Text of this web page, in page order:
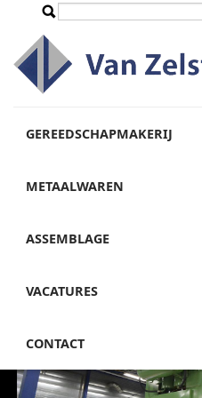
Overslaan en naar de inhoud gaan
Zoekveld
GEREEDSCHAPMAKERIJ
METAALWAREN
ASSEMBLAGE
VACATURES
CONTACT